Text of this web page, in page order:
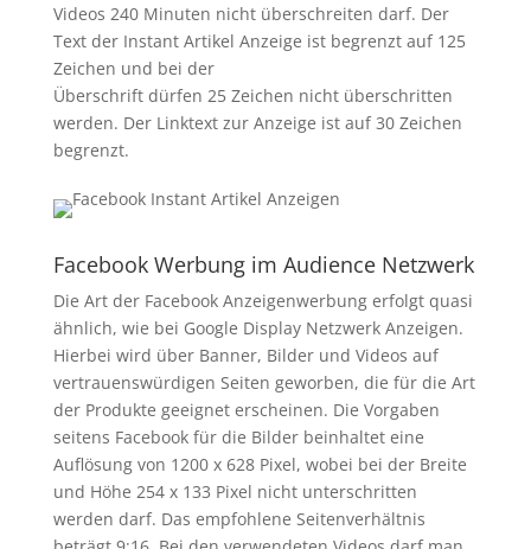
Videos 240 Minuten nicht überschreiten darf. Der
Text der Instant Artikel Anzeige ist begrenzt auf 125
Zeichen und bei der
Überschrift dürfen 25 Zeichen nicht überschritten
werden. Der Linktext zur Anzeige ist auf 30 Zeichen
begrenzt.
Facebook Werbung im Audience Netzwerk
Die Art der Facebook Anzeigenwerbung erfolgt quasi
ähnlich, wie bei Google Display Netzwerk Anzeigen.
Hierbei wird über Banner, Bilder und Videos auf
vertrauenswürdigen Seiten geworben, die für die Art
der Produkte geeignet erscheinen. Die Vorgaben
seitens Facebook für die Bilder beinhaltet eine
Auflösung von 1200 x 628 Pixel, wobei bei der Breite
und Höhe 254 x 133 Pixel nicht unterschritten
werden darf. Das empfohlene Seitenverhältnis